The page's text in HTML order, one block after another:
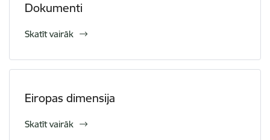
Dokumenti
Skatīt vairāk
Eiropas dimensija
Skatīt vairāk